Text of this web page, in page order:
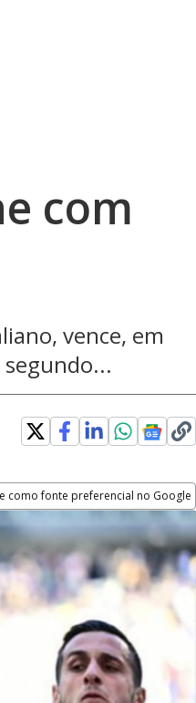
com
vence, em
segundo...
como fonte preferencial no Google
window